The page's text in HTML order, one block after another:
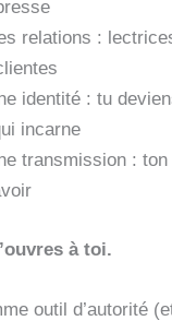
relations :
identité : tu
incarne
transmission :
à toi.
outil d’autorité